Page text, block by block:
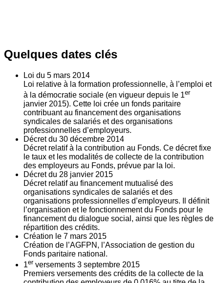
Quelques dates clés
Loi du 5 mars 2014
Loi relative à la formation professionnelle, à l’emploi et
à la démocratie sociale (en vigueur depuis le 1er
janvier 2015). Cette loi crée un fonds paritaire
contribuant au financement des organisations
syndicales de salariés et des organisations
professionnelles d’employeurs.
Décret du 30 décembre 2014
Décret relatif à la contribution au Fonds. Ce décret fixe
le taux et les modalités de collecte de la contribution
des employeurs au Fonds, prévue par la loi.
Décret du 28 janvier 2015
Décret relatif au financement mutualisé des
organisations syndicales de salariés et des
organisations professionnelles d’employeurs. Il définit
l’organisation et le fonctionnement du Fonds pour le
financement du dialogue social, ainsi que les règles de
répartition des crédits.
Création le 7 mars 2015
Création de l’AGFPN, l’Association de gestion du
Fonds paritaire national.
1er versements 3 septembre 2015
Premiers versements des crédits de la collecte de la